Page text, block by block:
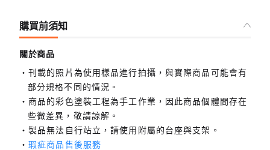
購買前須知
關於商品
刊載的照片為使用樣品進行拍攝，與實際商品可能會有
部分規格不同的情況。
商品的彩色塗裝工程為手工作業，因此商品個體間存在
些微差異，敬請諒解。
製品無法自行站立，請使用附屬的台座與支架。
瑕疵商品售後服務